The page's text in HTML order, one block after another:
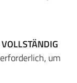
um